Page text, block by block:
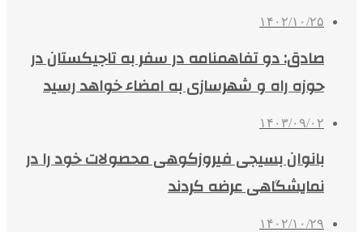
۱۴۰۲/۱۰/۲۵
صادق: دو تفاهمنامه در سفر به تاجیکستان در
حوزه راه و شهرسازی به امضاء خواهد رسید
۱۴۰۳/۰۹/۰۲
بانوان بسیجی فیروزکوهی محصولات خود را در
نمایشگاهی عرضه کردند
۱۴۰۲/۱۰/۲۹